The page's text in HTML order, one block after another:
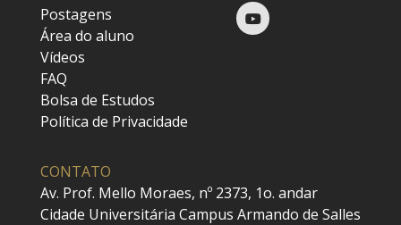
Postagens
Área do aluno
Vídeos
FAQ
Bolsa de Estudos
Política de Privacidade
CONTATO
Av. Prof. Mello Moraes, nº 2373, 1o. andar
Cidade Universitária Campus Armando de Salles